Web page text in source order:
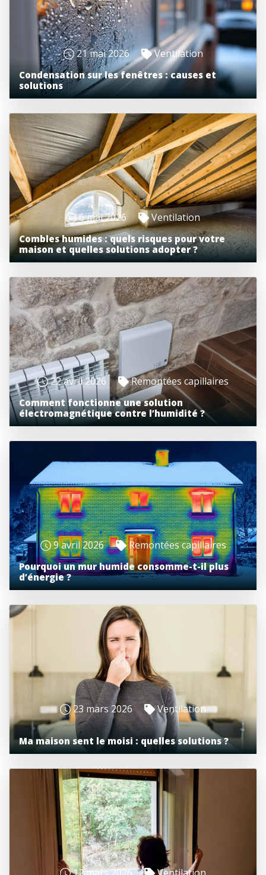
Condensation sur les fenêtres : causes et
solutions
21 mai 2026 Ventilation
Combles humides : quels risques pour votre
maison et quelles solutions adopter ?
6 mai 2026 Ventilation
Comment fonctionne une solution
électromagnétique contre l’humidité ?
22 avril 2026 Remontées capillaires
Pourquoi un mur humide consomme-t-il plus
d’énergie ?
9 avril 2026 Remontées capillaires
Ma maison sent le moisi : quelles solutions ?
23 mars 2026 Ventilation